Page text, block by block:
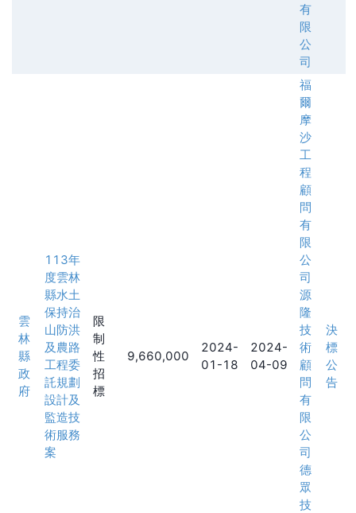
有
限
公
司
雲
林
縣
政
府
113年
度雲林
縣水土
保持治
山防洪
及農路
工程委
託規劃
設計及
監造技
術服務
案
限
制
性
招
標
9,660,000
2024-
01-18
2024-
04-09
福
爾
摩
沙
工
程
顧
問
有
限
公
司
源
隆
技
術
顧
問
有
限
公
司
德
眾
技
決
標
公
告